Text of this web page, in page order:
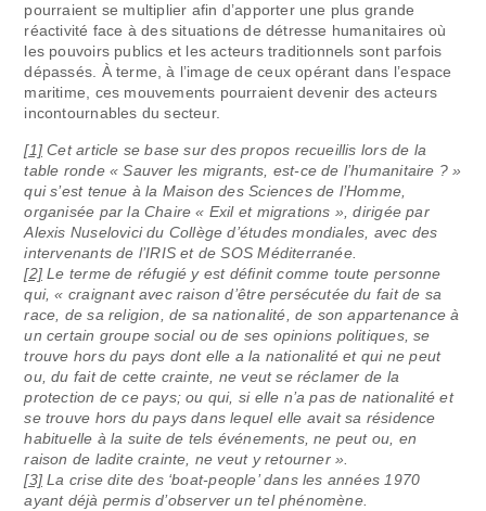
pourraient se multiplier afin d’apporter une plus grande
réactivité face à des situations de détresse humanitaires où
les pouvoirs publics et les acteurs traditionnels sont parfois
dépassés. À terme, à l’image de ceux opérant dans l’espace
maritime, ces mouvements pourraient devenir des acteurs
incontournables du secteur.
[1] Cet article se base sur des propos recueillis lors de la
table ronde « Sauver les migrants, est-ce de l’humanitaire ? »
qui s’est tenue à la Maison des Sciences de l’Homme,
organisée par la Chaire « Exil et migrations », dirigée par
Alexis Nuselovici du Collège d’études mondiales, avec des
intervenants de l’IRIS et de SOS Méditerranée.
[2] Le terme de réfugié y est définit comme toute personne
qui, « craignant avec raison d’être persécutée du fait de sa
race, de sa religion, de sa nationalité, de son appartenance à
un certain groupe social ou de ses opinions politiques, se
trouve hors du pays dont elle a la nationalité et qui ne peut
ou, du fait de cette crainte, ne veut se réclamer de la
protection de ce pays; ou qui, si elle n’a pas de nationalité et
se trouve hors du pays dans lequel elle avait sa résidence
habituelle à la suite de tels événements, ne peut ou, en
raison de ladite crainte, ne veut y retourner ».
[3] La crise dite des ‘boat-people’ dans les années 1970
ayant déjà permis d’observer un tel phénomène.